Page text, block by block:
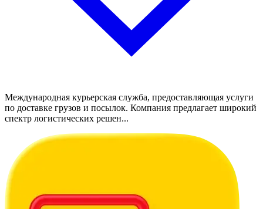
Международная курьерская служба, предоставляющая услуги
по доставке грузов и посылок. Компания предлагает широкий
спектр логистических решен...